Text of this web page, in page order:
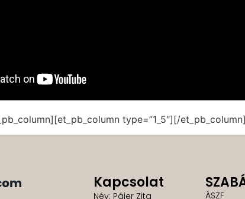
type=”1_5″][/
Kapcsolat
Név: Pájer Zita ÁSZF